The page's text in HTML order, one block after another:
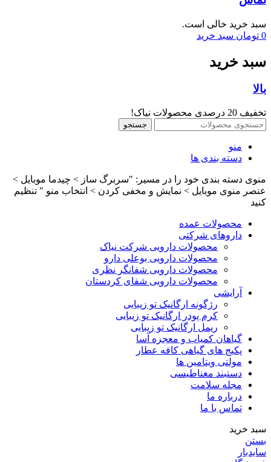
سبد خرید خالی است.
0 تومان سبد خرید
سبد خرید
بالا
تخفیف 20 درصدی محصولات نیاک!
جستجو
منو
دسته بندی ها
منوی دسته بندی خود را در مسیر: "سربرگ ساز > چیدما موبایل >
عنصر منوی موبایل > نمایش و مخفی کردن > انتخاب منو " تنظیم
کنید
محصولات عمده
داروهای شرکتی
محصولات دارویی شرکت نیاک
محصولات دارویی بوعلی دارو
محصولات دارویی شفانگر نظری
محصولات دارویی شفای کردستان
آرایشی
رژگونه ارگانیک تو زیبایی
کرم پودر ارگانیک تو زیبایی
ریمل ارگانیک تو زیبایی
گیاهان کمیاب و معجزه آسا
پکیج های گیاهی کافه عطار
مولتی ویتامین ها
دستبند مغناطیسی
مجله سلامت
درباره ما
تماس با ما
سبد خرید
بستن
سایدبار